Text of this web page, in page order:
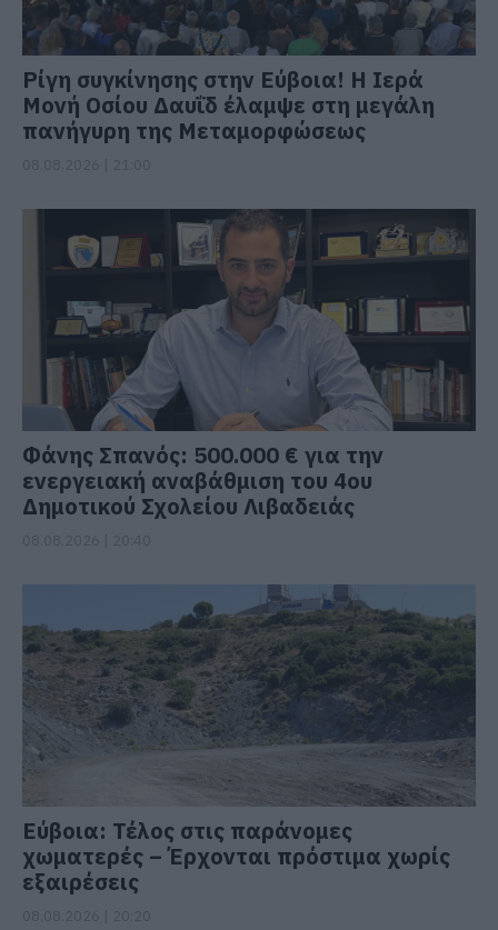
Ρίγη συγκίνησης στην Εύβοια! Η Ιερά
Μονή Οσίου Δαυΐδ έλαμψε στη μεγάλη
πανήγυρη της Μεταμορφώσεως
Φάνης Σπανός: 500.000 € για την
ενεργειακή αναβάθμιση του 4ου
Δημοτικού Σχολείου Λιβαδειάς
Εύβοια: Τέλος στις παράνομες
χωματερές – Έρχονται πρόστιμα χωρίς
εξαιρέσεις